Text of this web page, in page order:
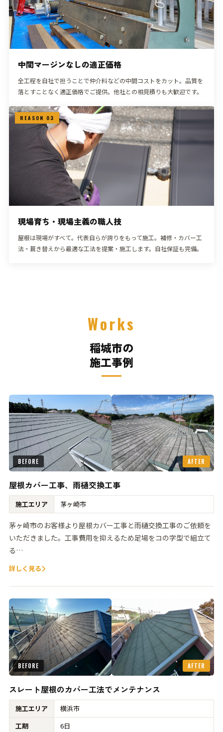
中間マージンなしの適正価格
全工程を自社で担うことで仲介料などの中間コストをカット。品質を
落とすことなく適正価格でご提供。他社との相見積りも大歓迎です。
REASON 03
現場育ち・現場主義の職人技
屋根は現場がすべて。代表自らが誇りをもって施工。補修・カバー工
法・葺き替えから最適な工法を提案・施工します。自社保証も完備。
Works
稲城市の
施工事例
BEFORE AFTER
屋根カバー工事、雨樋交換工事
施工エリア 茅ヶ崎市
茅ヶ崎市のお客様より屋根カバー工事と雨樋交換工事のご依頼を
いただきました。工事費用を抑えるため足場をコの字型で組立て
る…
詳しく見る
BEFORE AFTER
スレート屋根のカバー工法でメンテナンス
施工エリア
横浜市
工期
6日